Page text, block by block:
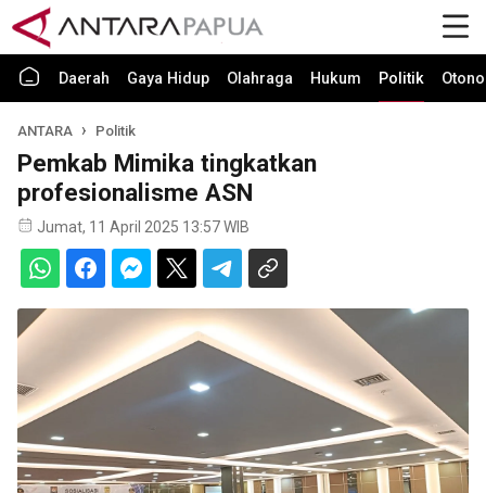
Daerah Gaya Hidup Olahraga Hukum Politik
ANTARA Politik
Pemkab Mimika tingkatkan
profesionalisme ASN
Jumat, 11 April 2025 13:57 WIB